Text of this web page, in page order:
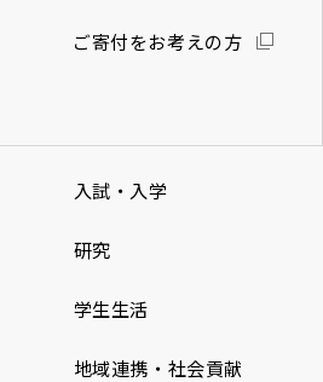
ご寄付をお考えの方
入試・入学
研究
学生生活
地域連携・社会貢献